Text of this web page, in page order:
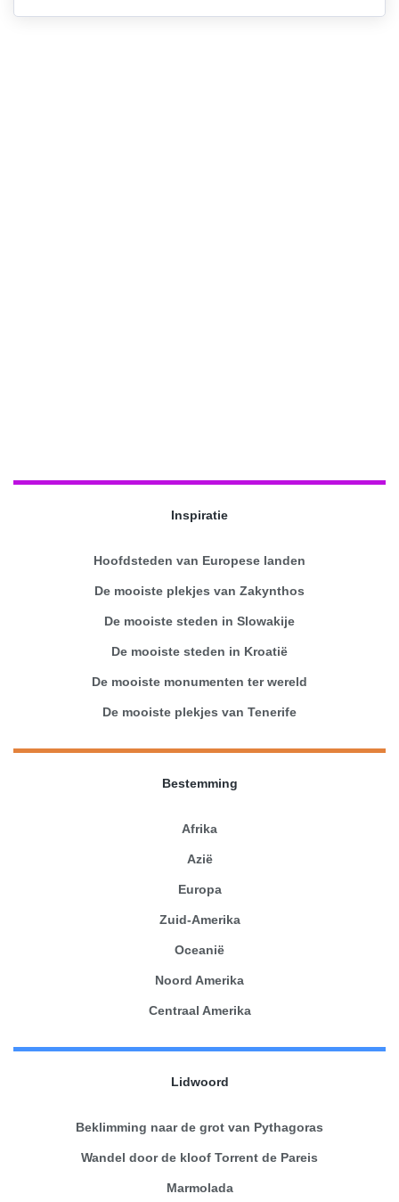
Inspiratie
Hoofdsteden van Europese landen
De mooiste plekjes van Zakynthos
De mooiste steden in Slowakije
De mooiste steden in Kroatië
De mooiste monumenten ter wereld
De mooiste plekjes van Tenerife
Bestemming
Afrika
Azië
Europa
Zuid-Amerika
Oceanië
Noord Amerika
Centraal Amerika
Lidwoord
Beklimming naar de grot van Pythagoras
Wandel door de kloof Torrent de Pareis
Marmolada